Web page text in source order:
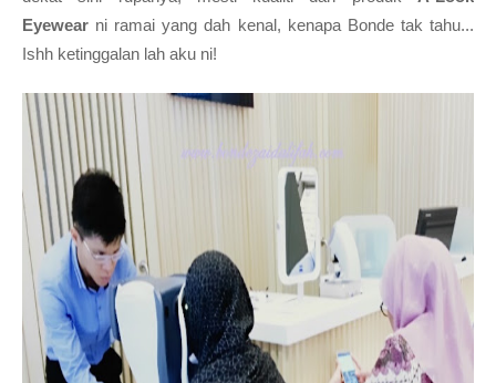
Eyewear ni ramai yang dah kenal, kenapa Bonde tak tahu...
Ishh ketinggalan lah aku ni!